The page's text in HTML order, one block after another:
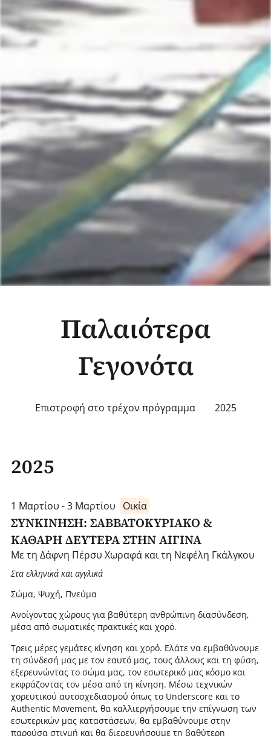
Παλαιότερα
Γεγονότα
Επιστροφή στο τρέχον πρόγραμμα 2025
2025
1 Μαρτίου - 3 Μαρτίου Οικία
ΣΥΝΚΙΝΗΣΗ: ΣΑΒΒΑΤΟΚΥΡΙΑΚΟ &
ΚΑΘΑΡΗ ΔΕΥΤΕΡΑ ΣΤΗΝ ΑΙΓΙΝΑ
Με τη Δάφνη Πέρσυ Χωραφά και τη Νεφέλη Γκάλγκου
Στα ελληνικά και αγγλικά
Σώμα, Ψυχή, Πνεύμα
Ανοίγοντας χώρους για βαθύτερη ανθρώπινη διασύνδεση,
μέσα από σωματικές πρακτικές και χορό.
Τρεις μέρες γεμάτες κίνηση και χορό. Ελάτε να εμβαθύνουμε
τη σύνδεσή μας με τον εαυτό μας, τους άλλους και τη φύση,
εξερευνώντας το σώμα μας, τον εσωτερικό μας κόσμο και
εκφράζοντας τον μέσα από τη κίνηση. Μέσω τεχνικών
χορευτικού αυτοσχεδιασμού όπως το Underscore και το
Authentic Movement, θα καλλιεργήσουμε την επίγνωση των
εσωτερικών μας καταστάσεων, θα εμβαθύνουμε στην
παρούσα στιγμή και θα διερευνήσουμε τη βαθύτερη